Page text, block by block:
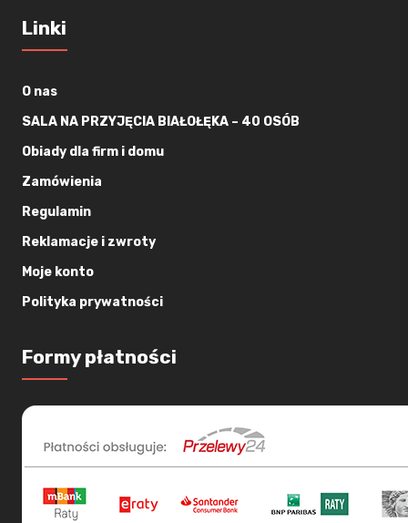
Linki
O nas
SALA NA PRZYJĘCIA BIAŁOŁĘKA – 40 OSÓB
Obiady dla firm i domu
Zamówienia
Regulamin
Reklamacje i zwroty
Moje konto
Polityka prywatności
Formy płatności